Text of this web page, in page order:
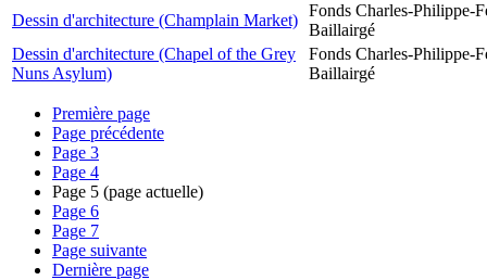
Dessin d'architecture (Champlain Market)
Fonds Charles-Philippe-
Baillairgé
Dessin d'architecture (Chapel of the Grey
Nuns Asylum)
Fonds Charles-Philippe-
Baillairgé
Première page
Page précédente
Page 3
Page 4
Page 5 (page actuelle)
Page 6
Page 7
Page suivante
Dernière page